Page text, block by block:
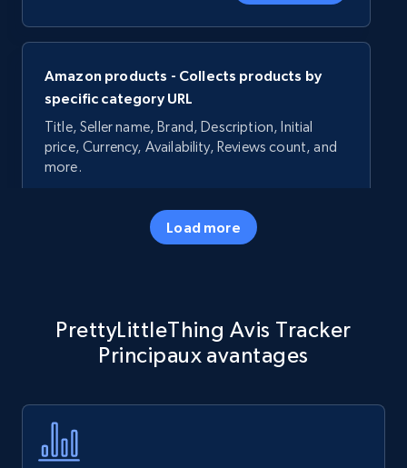
Amazon products - Collects products by
specific category URL
Title, Seller name, Brand, Description, Initial
price, Currency, Availability, Reviews count, and
more.
5.7K+ Commencer
specific keywords
Title, Seller name, Brand, Description, Initial
Load more
PrettyLittleThing Avis Tracker
Principaux avantages